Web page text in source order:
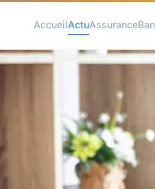
AccueilActuAssurance